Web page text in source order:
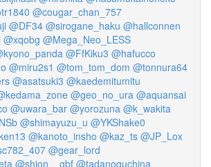
@cougar_chan_757
@DF34 @sirogane_haku @hallconnen
@xqobg @Mega_Neo_LESS
@FfKiku3 @hafucco
@miru2s1 @tom_tom_dom @tonnura64
@asatsuki3 @kaedemitumitu
@geo_no_ura @aquansai
@uwara_bar @yorozuna @k_wakita
@shimayuzu_u @YKShake0
@kanoto_insho @kaz_ts @JP_Lox
@gear_lord
@shion__gbf @tadanoguchina